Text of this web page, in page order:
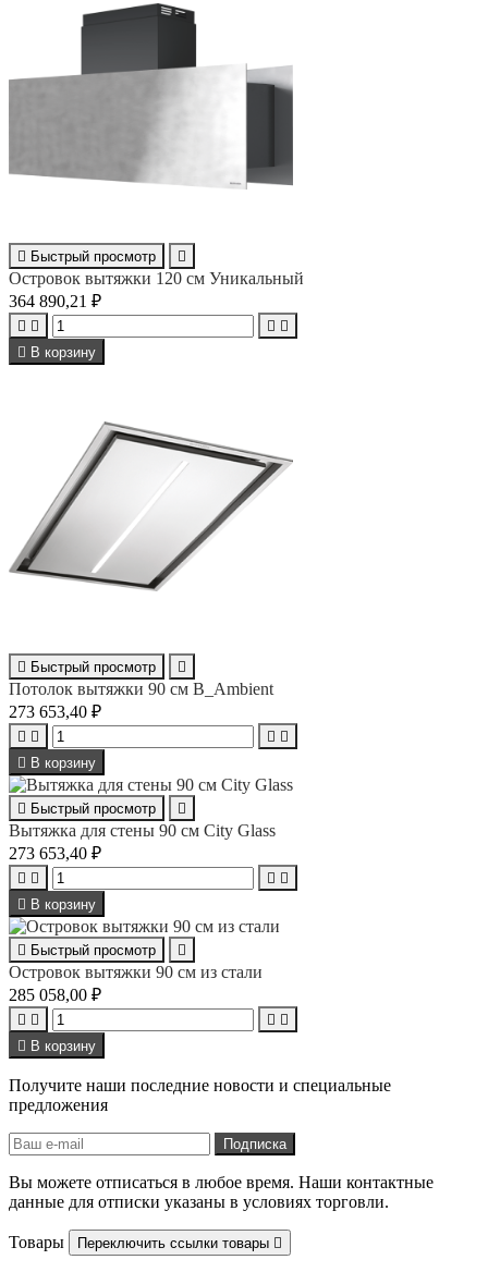
 Быстрый просмотр 
Островок вытяжки 120 см Уникальный
364 890,21 ₽
   
 В корзину
 Быстрый просмотр 
Потолок вытяжки 90 см B_Ambient
273 653,40 ₽
   
 В корзину
 Быстрый просмотр 
Вытяжка для стены 90 см City Glass
273 653,40 ₽
   
 В корзину
 Быстрый просмотр 
Островок вытяжки 90 см из стали
285 058,00 ₽
   
 В корзину
Получите наши последние новости и специальные
предложения
Вы можете отписаться в любое время. Наши контактные
данные для отписки указаны в условиях торговли.
Товары Переключить ссылки товары 